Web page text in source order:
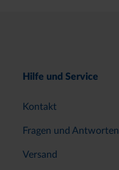
Hilfe und Service
Kontakt
Fragen und Antworten
Versand